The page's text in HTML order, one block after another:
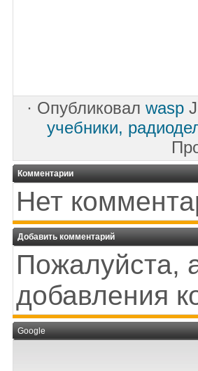
· Опубликовал wasp
учебники,
Комментарии
Нет
Добавить комментарий
Пожалуйста,
добавления
Google